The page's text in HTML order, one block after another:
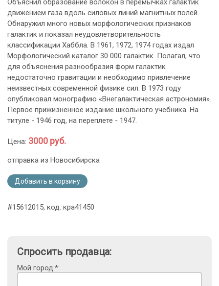
Объяснил образование волокон в перемычках галактик
движением газа вдоль силовых линий магнитных полей.
Обнаружил много новых морфологических признаков
галактик и показал неудовлетворительность
классификации Хаббла. В 1961, 1972, 1974 годах издал
Морфологический каталог 30 000 галактик. Полагал, что
для объяснения разнообразия форм галактик
недостаточно гравитации и необходимо привлечение
неизвестных современной физике сил. В 1973 году
опубликовал монографию «Внегалактическая астрономия».
Первое прижизненное издание школьного учебника. На
титуле - 1946 год, на переплете - 1947.
Цена: 3000 руб.
отправка из Новосибирска
Добавить в корзину
#15612015, код: кра41450
Спросить продавца:
Мой город:*: